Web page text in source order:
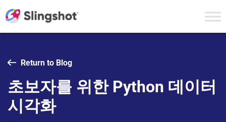
Return to Blog
초보자를 위한 Python 데이터
시각화